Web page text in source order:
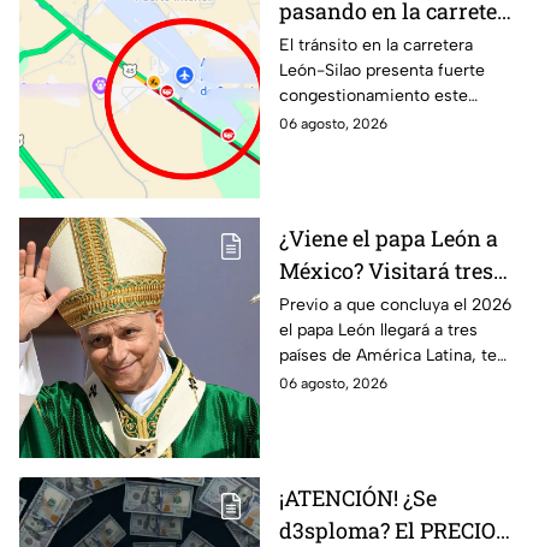
pasando en la carretera
León-Silao HOY jueves?
Reportan tráfico
intenso rumbo al
Aeropuerto
El tránsito en la carretera
León-Silao presenta fuerte
congestionamiento este
jueves 6 de agosto,
06 agosto, 2026
¿Viene el papa León a
México? Visitará tres
países de América
Latina en noviembre de
este año 2026
Previo a que concluya el 2026
el papa León llegará a tres
países de América Latina, te
contamos los detalles.
06 agosto, 2026
¡ATENCIÓN! ¿Se
d3sploma? El PRECIO